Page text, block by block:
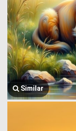
Similar